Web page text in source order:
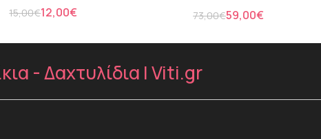
15,00€12,00€ 73,00€59,00€
- Δαχτυλίδια | Viti.gr